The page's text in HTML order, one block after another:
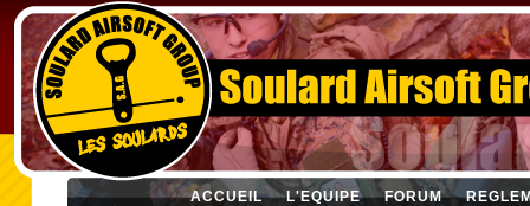
ACCUEIL L'EQUIPE FORUM